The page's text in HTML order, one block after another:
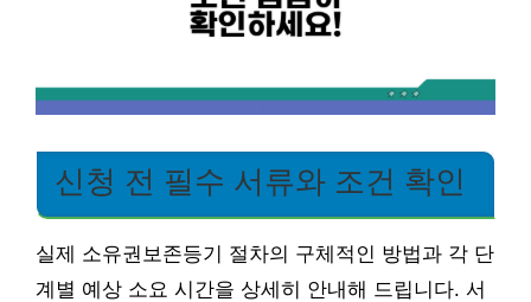
신청 전 필수 서류와 조건 확인
실제 소유권보존등기 절차의 구체적인 방법과 각 단
계별 예상 소요 시간을 상세히 안내해 드립니다. 서